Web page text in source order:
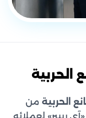
الحربية
الحربية من